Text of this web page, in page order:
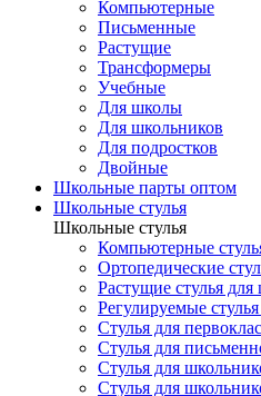
Компьютерные
Письменные
Растущие
Трансформеры
Учебные
Для школы
Для школьников
Для подростков
Двойные
Школьные парты оптом
Школьные стулья
Школьные стулья
Компьютерные
Ортопедические
Растущие стулья
Регулируемые
Стулья для
Стулья для
Стулья для
Стулья для